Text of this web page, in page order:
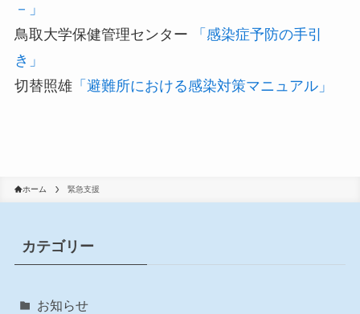
－」
鳥取大学保健管理センター 「感染症予防の手引
き」
切替照雄「避難所における感染対策マニュアル」
ホーム 緊急支援
カテゴリー
お知らせ